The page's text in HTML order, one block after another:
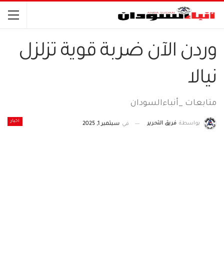
وردن الآن ضربة قوية تزلزل
نيالا
متابعات _أنباءالسودان
اخبار بواسطة فريق التحرير في سبتمبر 1, 2025